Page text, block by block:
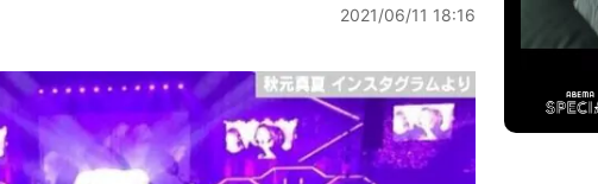
2021/06/11 18:16